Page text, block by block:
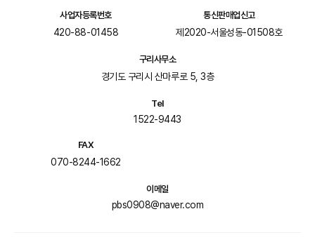
사업자등록번호
420-88-01458
통신판매업신고
제2020-서울성동-01508호
구리사무소
경기도 구리시 산마루로 5, 3층
Tel
1522-9443
FAX
070-8244-1662
이메일
pbs0908@naver.com